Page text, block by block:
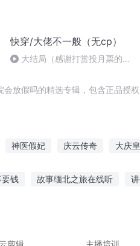
快穿/大佬不一般（无cp）
大结局（感谢打赏投月票的亲
放假吗的精选专辑，包含正品授
神医假妃 庆云传奇 大庆
钱 故事缅北之旅在线听
剪辑
主播培训